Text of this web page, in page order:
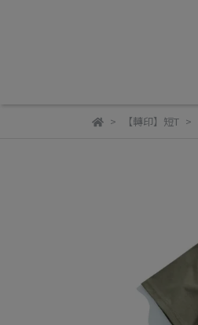
【轉印】短T